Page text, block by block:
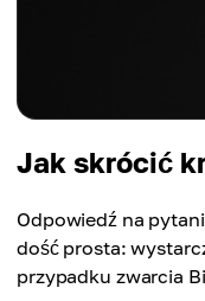
Jak skrócić
Odpowiedź na
dość prosta:
przypadku zwarcia